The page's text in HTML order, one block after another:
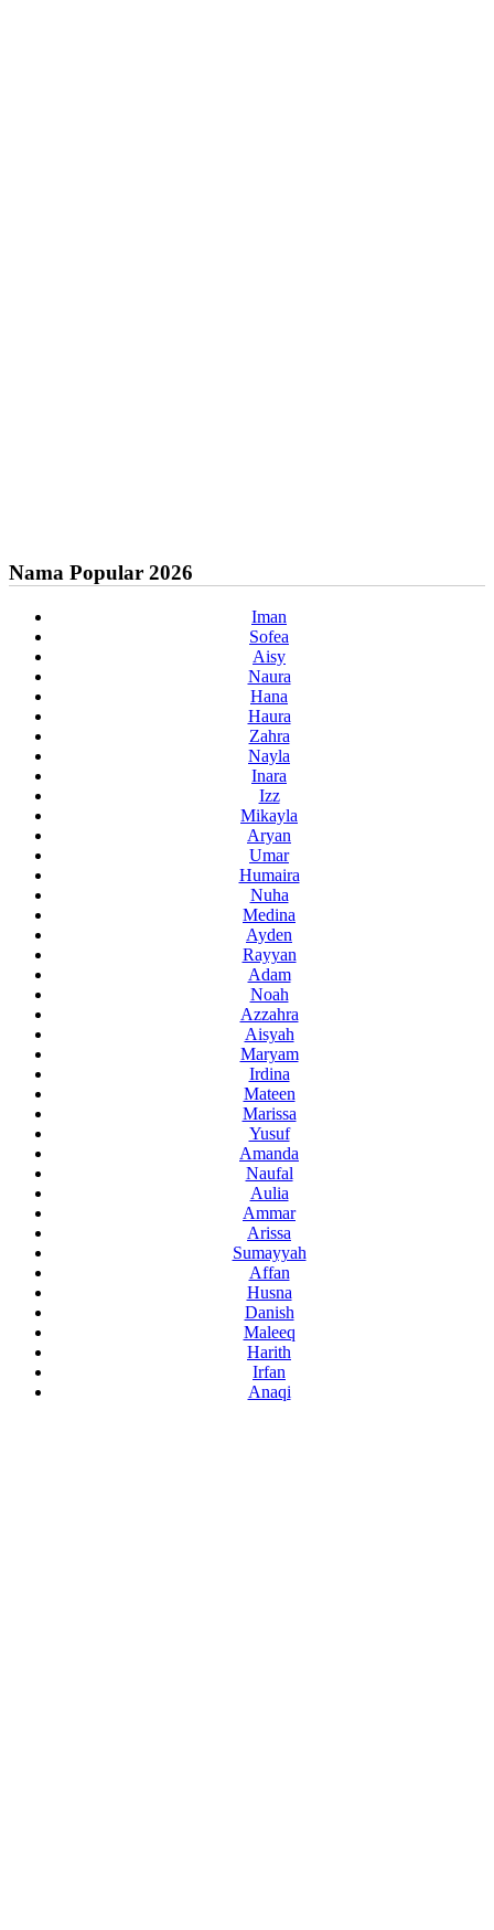
Nama Popular 2026
Iman
Sofea
Aisy
Naura
Hana
Haura
Zahra
Nayla
Inara
Izz
Mikayla
Aryan
Umar
Humaira
Nuha
Medina
Ayden
Rayyan
Adam
Noah
Azzahra
Aisyah
Maryam
Irdina
Mateen
Marissa
Yusuf
Amanda
Naufal
Aulia
Ammar
Arissa
Sumayyah
Affan
Husna
Danish
Maleeq
Harith
Irfan
Anaqi